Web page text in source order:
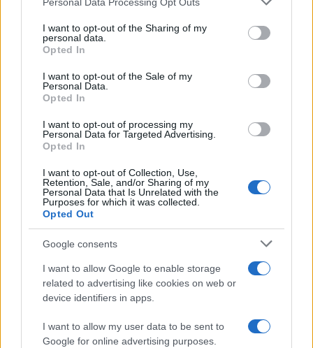
not limited to your visit or usage behaviour. You may click to
grant or deny consent to Google and its third-party tags to
use your data for below specified purposes in below Google
consent section.
I want to opt-out of the Sharing of my
personal data.
Opted In
I want to opt-out of the Sale of my
Personal Data.
Opted In
I want to opt-out of processing my
Personal Data for Targeted Advertising.
Opted In
I want to opt-out of Collection, Use,
Retention, Sale, and/or Sharing of my
Personal Data that Is Unrelated with the
Purposes for which it was collected.
Opted Out
Google consents
I want to allow Google to enable storage
related to advertising like cookies on web or
device identifiers in apps.
I want to allow my user data to be sent to
Google for online advertising purposes.
Sigue leyendo
NOTICIAS